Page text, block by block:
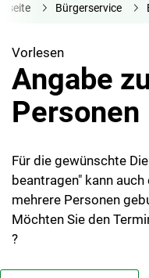
Bürgerservice
Vorlesen
Angabe
Personen
Für die gewünschte
beantragen" kann
mehrere Personen
Möchten Sie den
?